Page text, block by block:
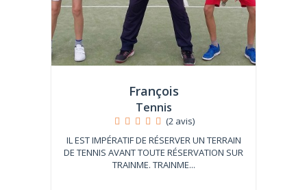
François
Tennis
(2 avis)
IL EST IMPÉRATIF DE RÉSERVER UN TERRAIN
DE TENNIS AVANT TOUTE RÉSERVATION SUR
TRAINME. TRAINME...